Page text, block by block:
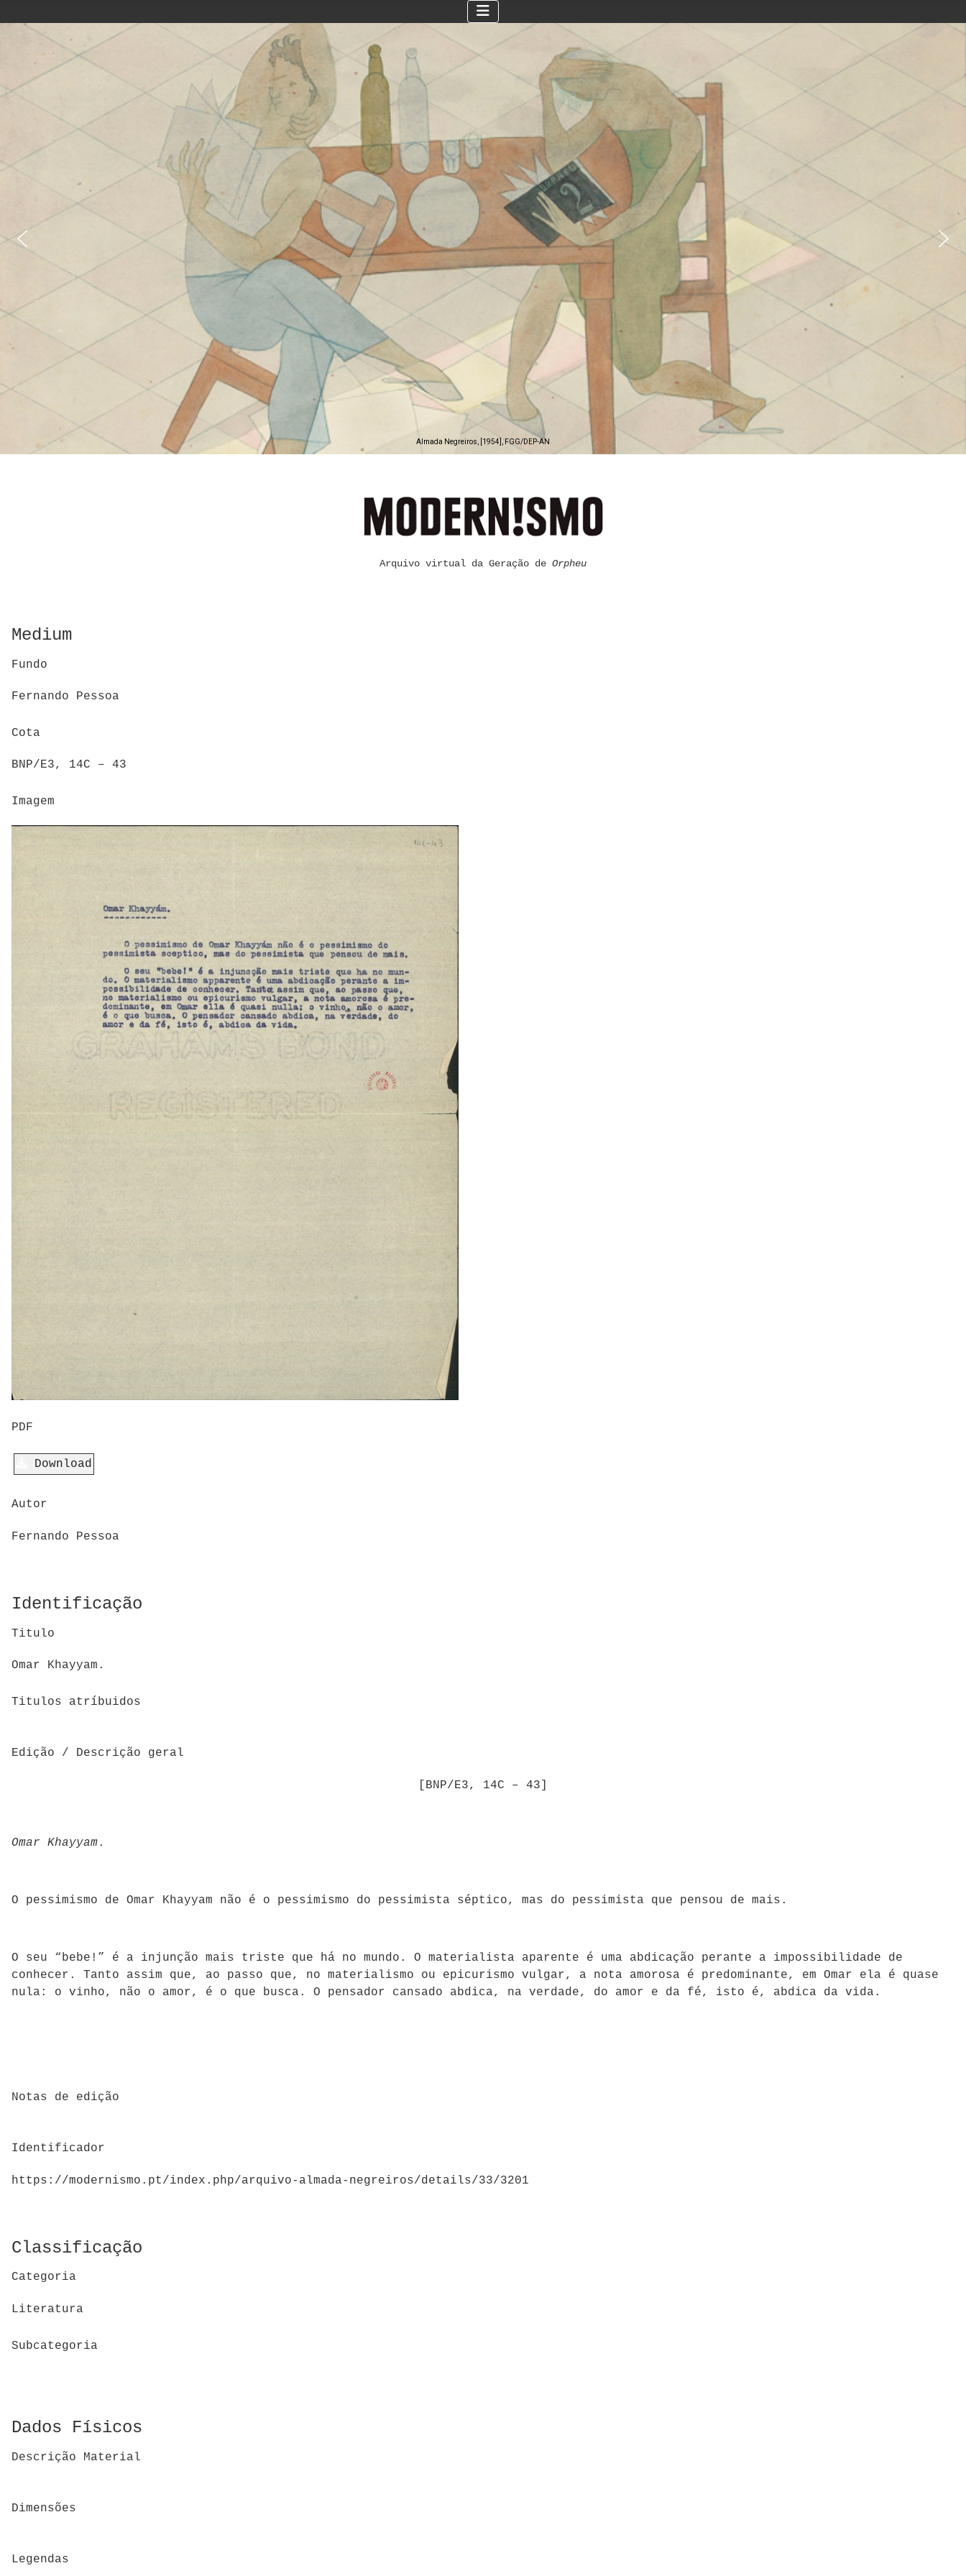
Almada Negreiros, [1954], FGG/DEP-AN
Arquivo virtual da Geração de Orpheu
Medium
Fundo
Fernando Pessoa
Cota
BNP/E3, 14C – 43
Imagem
PDF
Download
Autor
Fernando Pessoa
Identificação
Titulo
Omar Khayyam.
Titulos atríbuidos
Edição / Descrição geral
[BNP/E3, 14C – 43]
Omar Khayyam.
O pessimismo de Omar Khayyam não é o pessimismo do pessimista séptico, mas do pessimista que pensou de mais.
O seu “bebe!” é a injunção mais triste que há no mundo. O materialista aparente é uma abdicação perante a impossibilidade de
conhecer. Tanto assim que, ao passo que, no materialismo ou epicurismo vulgar, a nota amorosa é predominante, em Omar ela é quase
nula: o vinho, não o amor, é o que busca. O pensador cansado abdica, na verdade, do amor e da fé, isto é, abdica da vida.
Notas de edição
Identificador
https://modernismo.pt/index.php/arquivo-almada-negreiros/details/33/3201
Classificação
Categoria
Literatura
Subcategoria
Dados Físicos
Descrição Material
Dimensões
Legendas